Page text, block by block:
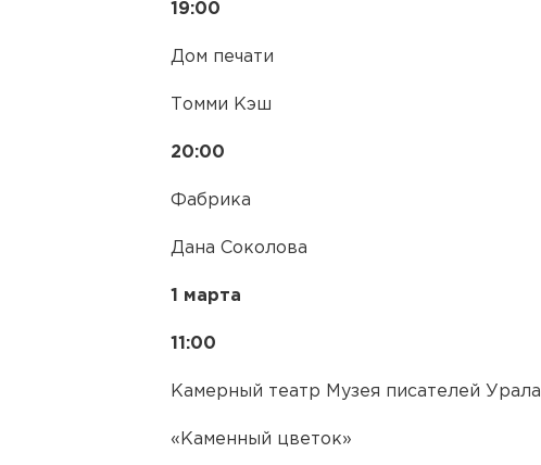
19:00
Дом печати
Томми Кэш
20:00
Фабрика
Дана Соколова
1 марта
11:00
Камерный театр Музея писателей Урала
«Каменный цветок»